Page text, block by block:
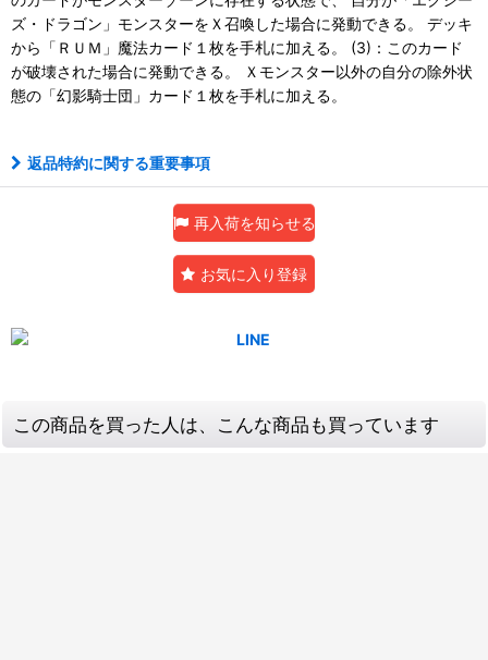
ズ・ドラゴン」モンスターをＸ召喚した場合に発動できる。 デッキ
から「ＲＵＭ」魔法カード１枚を手札に加える。 (3)：このカード
が破壊された場合に発動できる。 Ｘモンスター以外の自分の除外状
態の「幻影騎士団」カード１枚を手札に加える。
返品特約に関する重要事項
再入荷を知らせる
お気に入り登録
この商品を買った人は、こんな商品も買っています